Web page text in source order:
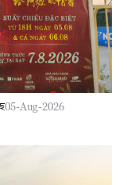
05-Aug-2026